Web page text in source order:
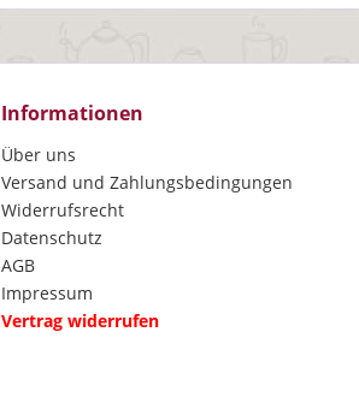
Informationen
Über uns
Versand und Zahlungsbedingungen
Widerrufsrecht
Datenschutz
AGB
Impressum
Vertrag widerrufen